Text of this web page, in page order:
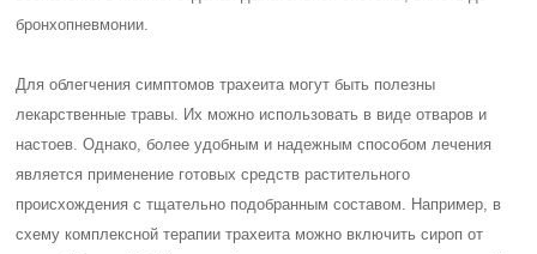
бронхопневмонии.
Для облегчения симптомов трахеита могут быть полезны
лекарственные травы. Их можно использовать в виде отваров и
настоев. Однако, более удобным и надежным способом лечения
является применение готовых средств растительного
происхождения с тщательно подобранным составом. Например, в
схему комплексной терапии трахеита можно включить сироп от